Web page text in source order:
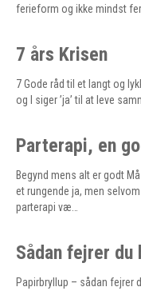
ferieform og ikke mindst
7 års Krisen
7 Gode råd til et langt og
og I siger ’ja’ til at leve
Parterapi, en
Begynd mens alt er godt
et rungende ja, men
parterapi væ…
Sådan fejrer du
Papirbryllup – sådan fejrer